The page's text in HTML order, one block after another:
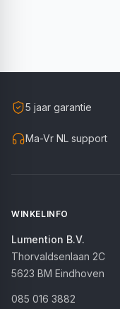
5 jaar garantie
Ma-Vr NL support
WINKELINFO
Lumention B.V.
Thorvaldsenlaan 2C
5623 BM Eindhoven
085 016 3882